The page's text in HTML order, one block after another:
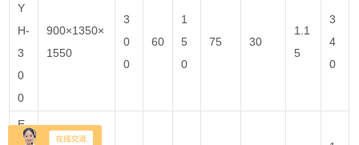
Y
H-
3
0
0
900×1350×
1550
3
0
0
60
1
5
0
75 30
1.1
5
3
4
0
E